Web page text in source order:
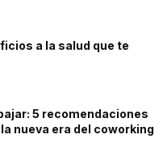
a la salud que te
5 recomendaciones
nueva era del coworking